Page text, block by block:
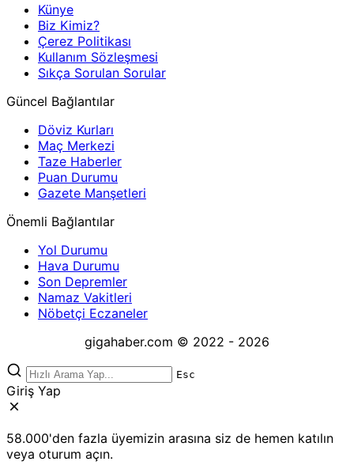
Künye
Biz Kimiz?
Çerez Politikası
Kullanım Sözleşmesi
Sıkça Sorulan Sorular
Güncel Bağlantılar
Döviz Kurları
Maç Merkezi
Taze Haberler
Puan Durumu
Gazete Manşetleri
Önemli Bağlantılar
Yol Durumu
Hava Durumu
Son Depremler
Namaz Vakitleri
Nöbetçi Eczaneler
gigahaber.com © 2022 - 2026
Esc
Giriş Yap
58.000'den fazla üyemizin arasına siz de hemen katılın
veya oturum açın.